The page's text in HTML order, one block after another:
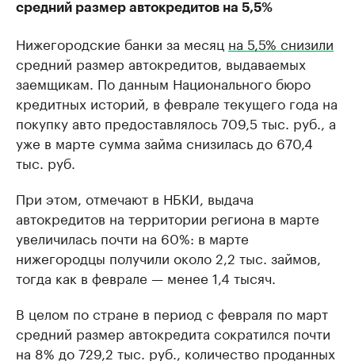
средний размер автокредитов на 5,5%
Нижегородские банки за месяц на 5,5% снизили
средний размер автокредитов, выдаваемых
заемщикам. По данным Национального бюро
кредитных историй, в феврале текущего года на
покупку авто предоставлялось 709,5 тыс. руб., а
уже в марте сумма займа снизилась до 670,4
тыс. руб.
При этом, отмечают в НБКИ, выдача
автокредитов на территории региона в марте
увеличилась почти на 60%: в марте
нижегородцы получили около 2,2 тыс. займов,
тогда как в феврале — менее 1,4 тысяч.
В целом по стране в период с февраля по март
средний размер автокредита сократился почти
на 8% до 729,2 тыс. руб., количество проданных